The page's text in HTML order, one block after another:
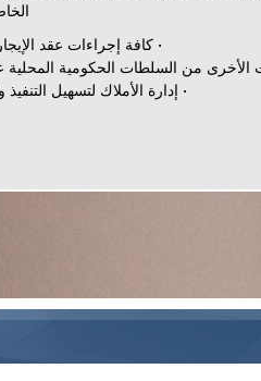
• كافة إجراءات عقد
الأخرى من السلطات الحكومية
• إدارة الأملاك لتسهيل